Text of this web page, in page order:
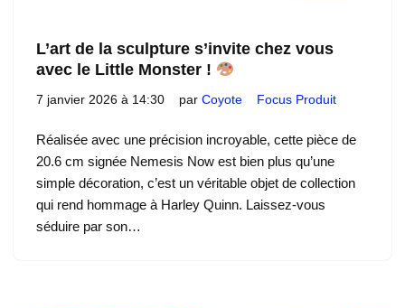
L’art de la sculpture s’invite chez vous
avec le Little Monster !
7 janvier 2026 à 14:30 par Coyote Focus Produit
Réalisée avec une précision incroyable, cette pièce de
20.6 cm signée Nemesis Now est bien plus qu’une
simple décoration, c’est un véritable objet de collection
qui rend hommage à Harley Quinn. Laissez-vous
séduire par son…